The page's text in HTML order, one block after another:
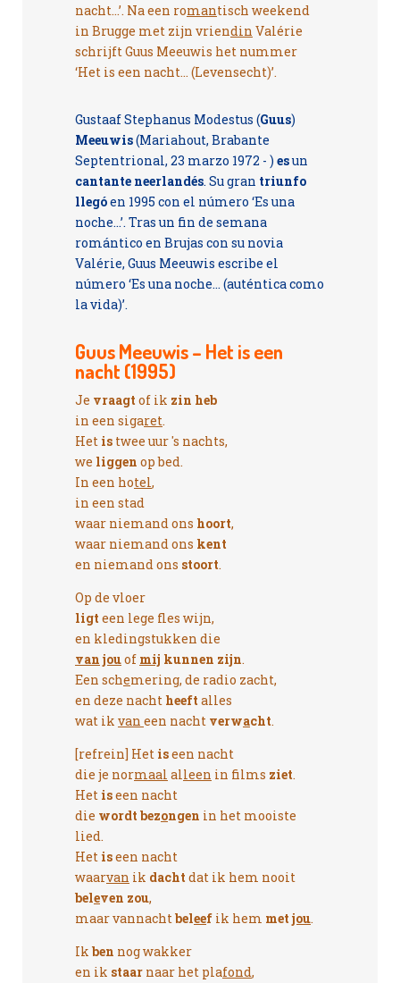
nacht...’. Na een romantisch weekend
in Brugge met zijn vriendin Valérie
schrijft Guus Meeuwis het nummer
‘Het is een nacht... (Levensecht)’.
Gustaaf Stephanus Modestus (Guus)
Meeuwis(Mariahout, Brabante
Septentrional, 23 marzo 1972 - ) esun
cantante neerlandés. Su gran triunfo
llegóen 1995 con el número ‘Es una
noche...’. Tras un fin de semana
romántico en Brujas con su novia
Valérie, Guus Meeuwis escribe el
número ‘Es una noche... (auténtica como
la vida)’.
Guus Meeuwis – Het is een
nacht (1995)
Je vraagt of ik zin heb
in een sigaret.
Hetis twee uur 's nachts,
we liggen op bed.
In een hotel,
in een stad
waar niemand ons hoort,
waar niemand ons kent
en niemand ons stoort.
Op de vloer
ligt een lege fles wijn,
en kledingstukken die
van jouof mij kunnen zijn.
Een schemering, de radio zacht,
en deze nachtheeft alles
wat ik van een nacht verwacht.
[refrein] Hetiseen nacht
die je normaal alleen in films ziet.
Hetiseen nacht
die wordt bezongen in het mooiste
lied.
Hetiseen nacht
waarvan ik dacht dat ik hem nooit
beleven zou,
maar vannachtbeleef ik hem met jou.
Ik ben nog wakker
en ik staar naar het plafond,